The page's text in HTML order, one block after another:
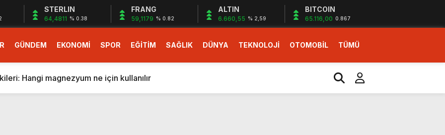
STERLIN
64,4811 % 0.38
FRANG
59,1179 % 0.82
ALTIN
6.660,55 % 2,59
BITCOIN
65.116,00 0.867
GÜNDEM EKONOMİ SPOR EĞİTİM SAĞLIK DÜNYA TEKNOLOJİ OTOMOBİL TÜMÜ
dev teklif
gelecek yeni özellikler belli oldu
Hangi magnezyum ne için kullanılır
başlıyor